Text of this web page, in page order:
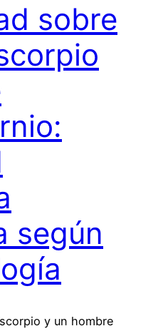
sobre
según
y un hombre